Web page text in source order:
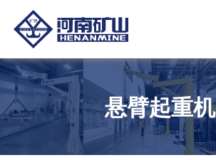
悬臂起重机